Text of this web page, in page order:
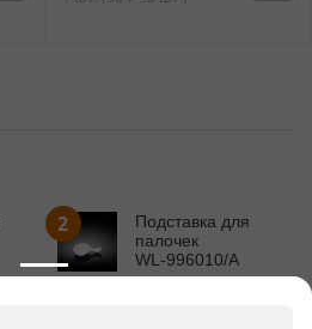
2
Подставка для
палочек
WL‑996010/A